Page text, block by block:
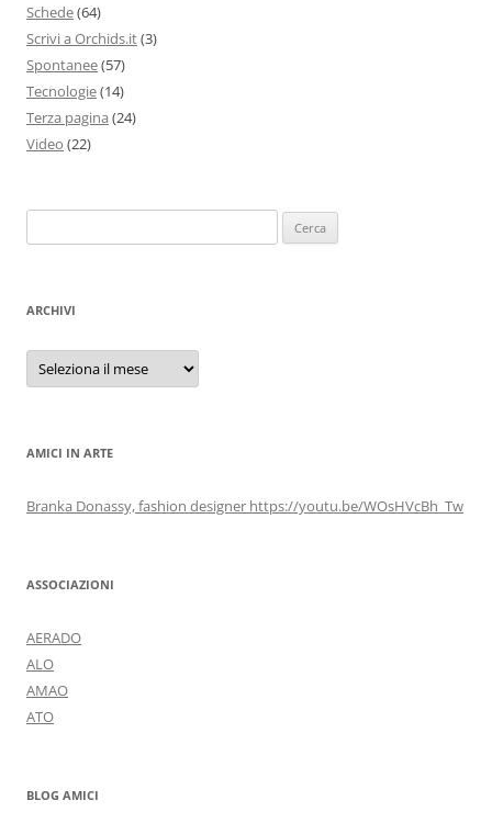
Schede(64)
Scrivi a Orchids.it(3)
Spontanee(57)
Tecnologie(14)
Terza pagina (24)
Video (22)
per:
ARCHIVI
Archivi
AMICI IN ARTE
Branka Donassy, fashion designer https://youtu.be/WOsHVcBh_Tw
ASSOCIAZIONI
AERADO
ALO
AMAO
ATO
BLOG AMICI